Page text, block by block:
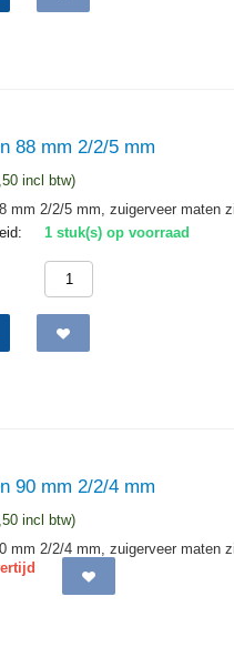
88 mm 2/2/5 mm
incl btw)
mm 2/2/5 mm, zuigerveer maten
1 stuk(s) op voorraad
90 mm 2/2/4 mm
incl btw)
mm 2/2/4 mm, zuigerveer maten